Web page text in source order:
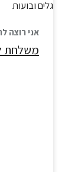
אני רוצה
משלחת